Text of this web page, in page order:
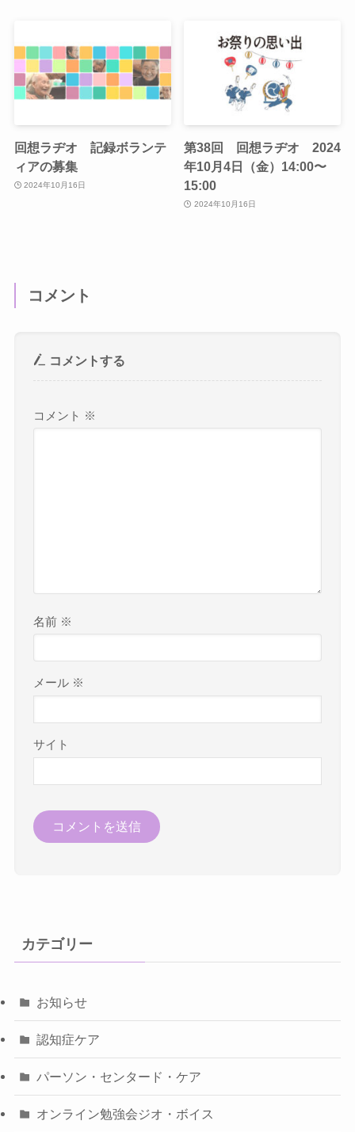
回想ラヂオ 記録ボランテ
ィアの募集
2024年10月16日
第38回 回想ラヂオ 2024
年10月4日（金）14:00〜
15:00
2024年10月16日
コメント
コメントする
コメント ※
名前 ※
メール ※
サイト
カテゴリー
お知らせ
認知症ケア
パーソン・センタード・ケア
オンライン勉強会ジオ・ボイス